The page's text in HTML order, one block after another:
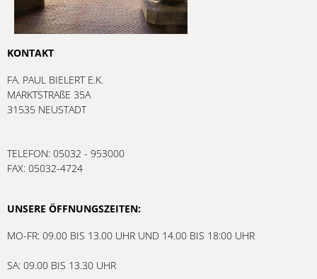
KONTAKT
FA. PAUL BIELERT E.K.
MARKTSTRAßE 35A
31535 NEUSTADT
TELEFON: 05032 - 953000
FAX: 05032-4724
UNSERE ÖFFNUNGSZEITEN:
MO-FR: 09.00 BIS 13.00 UHR UND 14.00 BIS 18:00 UHR
SA: 09.00 BIS 13.30 UHR